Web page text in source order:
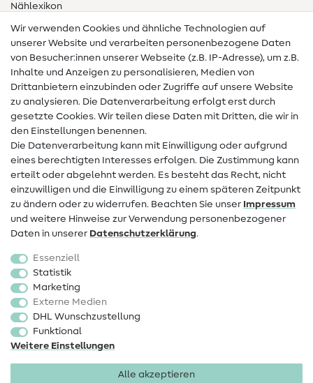
Nählexikon
Nähanleitungen
Hilfe & Kontakt
Kontakt
Infos zum Betreiberwechsel
FAQ
Widerrufsrecht
Beliebt
Stoffe
Sale
Schnittmuster
Wir verwenden Cookies und ähnliche Technologien auf
unserer Website und verarbeiten personenbezogene Daten
von Besucher:innen unserer Webseite (z.B. IP-Adresse), um z.B.
Inhalte und Anzeigen zu personalisieren, Medien von
Drittanbietern einzubinden oder Zugriffe auf unsere Website
zu analysieren. Die Datenverarbeitung erfolgt erst durch
gesetzte Cookies. Wir teilen diese Daten mit Dritten, die wir in
den Einstellungen benennen.
Die Datenverarbeitung kann mit Einwilligung oder aufgrund
eines berechtigten Interesses erfolgen. Die Zustimmung kann
erteilt oder abgelehnt werden. Es besteht das Recht, nicht
einzuwilligen und die Einwilligung zu einem späteren Zeitpunkt
zu ändern oder zu widerrufen. Beachten Sie unser Impressum
und weitere Hinweise zur Verwendung personenbezogener
Daten in unserer Daten­schutz­erklärung.
Essenziell
Statistik
Marketing
Externe Medien
DHL Wunschzustellung
Funktional
Weitere Einstellungen
Alle akzeptieren